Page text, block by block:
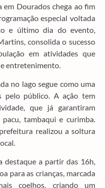
em Dourados chega ao fim
especial voltada
e último dia do evento,
consolida o sucesso
em atividades que
entretenimento.
no lago segue como uma
pelo público. A ação tem
que já garantiram
tambaqui e curimba.
realizou a soltura
destaque a partir das 16h,
para as crianças, marcada
coelhos, criando um